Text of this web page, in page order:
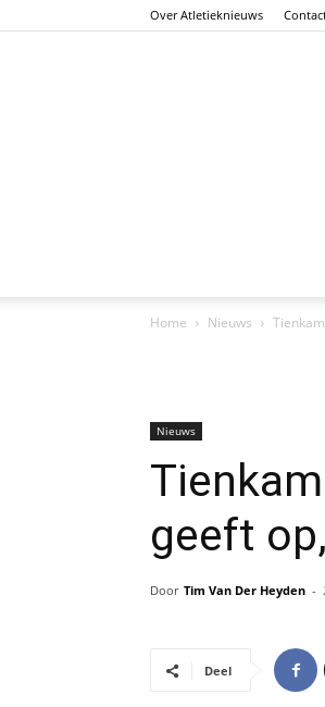
Over Atletieknieuws
Home Nieuws
Nieuws
geeft
Door Tim Van Der Heyden -
Deel